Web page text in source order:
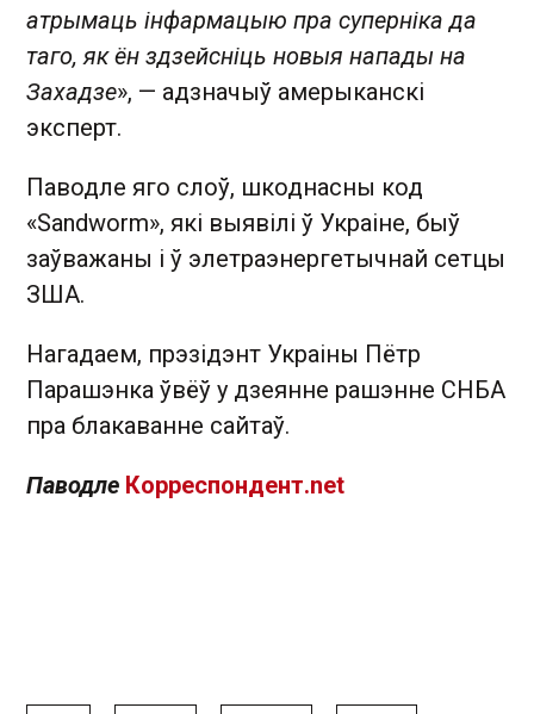
атрымаць інфармацыю пра суперніка да
таго, як ён здзейсніць новыя напады на
Захадзе», — адзначыў амерыканскі
эксперт.
Паводле яго слоў, шкоднасны код
«Sandworm», які выявілі ў Украіне, быў
заўважаны і ў элетраэнергетычнай сетцы
ЗША.
Нагадаем, прэзідэнт Украіны Пётр
Парашэнка ўвёў у дзеянне рашэнне СНБА
пра блакаванне сайтаў.
Паводле Корреспондент.net